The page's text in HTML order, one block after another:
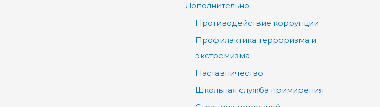
Дополнительно
Противодействие коррупции
Профилактика терроризма и
экстремизма
Наставничество
Школьная служба примирения